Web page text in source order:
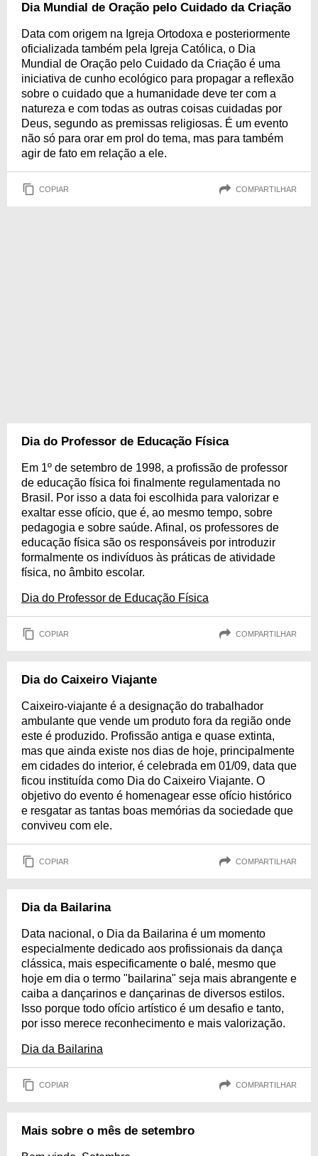
Dia Mundial de Oração pelo Cuidado da Criação
Data com origem na Igreja Ortodoxa e posteriormente
oficializada também pela Igreja Católica, o Dia
Mundial de Oração pelo Cuidado da Criação é uma
iniciativa de cunho ecológico para propagar a reflexão
sobre o cuidado que a humanidade deve ter com a
natureza e com todas as outras coisas cuidadas por
Deus, segundo as premissas religiosas. É um evento
não só para orar em prol do tema, mas para também
agir de fato em relação a ele.
COPIAR COMPARTILHAR
Dia do Professor de Educação Física
Em 1º de setembro de 1998, a profissão de professor
de educação física foi finalmente regulamentada no
Brasil. Por isso a data foi escolhida para valorizar e
exaltar esse ofício, que é, ao mesmo tempo, sobre
pedagogia e sobre saúde. Afinal, os professores de
educação física são os responsáveis por introduzir
formalmente os indivíduos às práticas de atividade
física, no âmbito escolar.
Dia do Professor de Educação Física
COPIAR COMPARTILHAR
Dia do Caixeiro Viajante
Caixeiro-viajante é a designação do trabalhador
ambulante que vende um produto fora da região onde
este é produzido. Profissão antiga e quase extinta,
mas que ainda existe nos dias de hoje, principalmente
em cidades do interior, é celebrada em 01/09, data que
ficou instituída como Dia do Caixeiro Viajante. O
objetivo do evento é homenagear esse ofício histórico
e resgatar as tantas boas memórias da sociedade que
conviveu com ele.
COPIAR COMPARTILHAR
Dia da Bailarina
Data nacional, o Dia da Bailarina é um momento
especialmente dedicado aos profissionais da dança
clássica, mais especificamente o balé, mesmo que
hoje em dia o termo "bailarina" seja mais abrangente e
caiba a dançarinos e dançarinas de diversos estilos.
Isso porque todo ofício artístico é um desafio e tanto,
por isso merece reconhecimento e mais valorização.
Dia da Bailarina
COPIAR COMPARTILHAR
Mais sobre o mês de setembro